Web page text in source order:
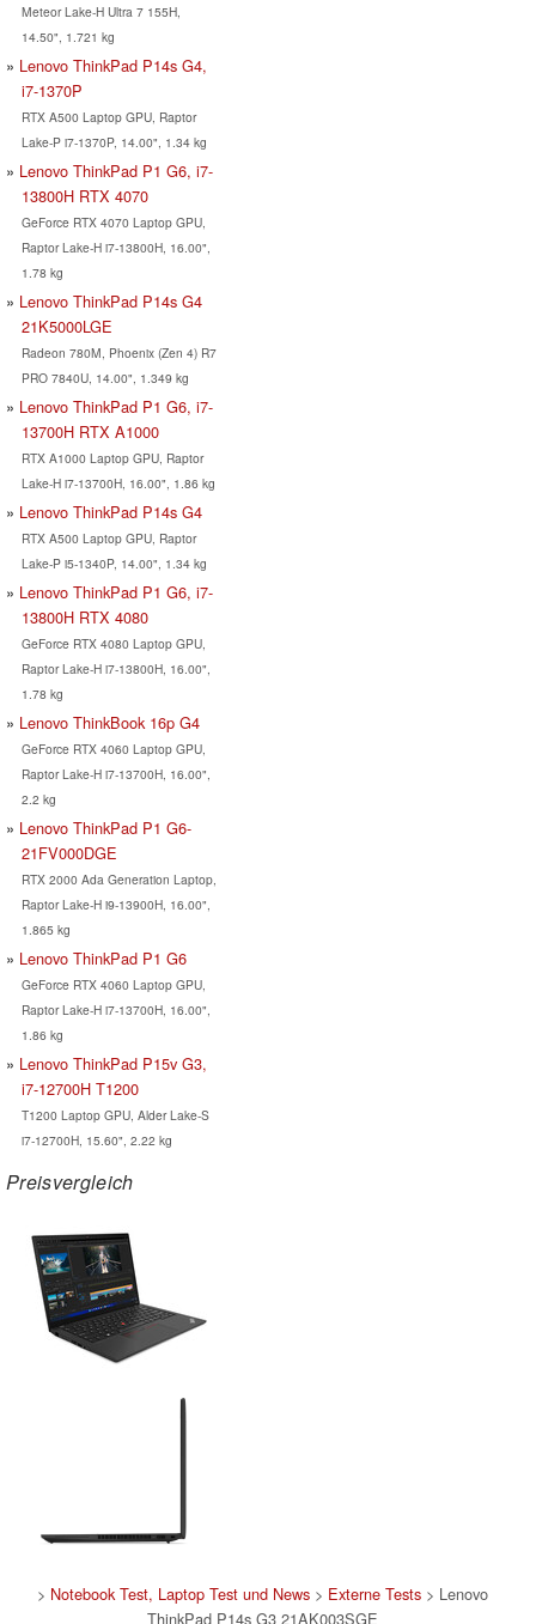
Meteor Lake-H Ultra 7 155H,
14.50", 1.721 kg
Lenovo ThinkPad P14s G4,
i7-1370P
RTX A500 Laptop GPU, Raptor
Lake-P i7-1370P, 14.00", 1.34 kg
Lenovo ThinkPad P1 G6, i7-
13800H RTX 4070
GeForce RTX 4070 Laptop GPU,
Raptor Lake-H i7-13800H, 16.00",
1.78 kg
Lenovo ThinkPad P14s G4
21K5000LGE
Radeon 780M, Phoenix (Zen 4) R7
PRO 7840U, 14.00", 1.349 kg
Lenovo ThinkPad P1 G6, i7-
13700H RTX A1000
RTX A1000 Laptop GPU, Raptor
Lake-H i7-13700H, 16.00", 1.86 kg
Lenovo ThinkPad P14s G4
RTX A500 Laptop GPU, Raptor
Lake-P i5-1340P, 14.00", 1.34 kg
Lenovo ThinkPad P1 G6, i7-
13800H RTX 4080
GeForce RTX 4080 Laptop GPU,
Raptor Lake-H i7-13800H, 16.00",
1.78 kg
Lenovo ThinkBook 16p G4
GeForce RTX 4060 Laptop GPU,
Raptor Lake-H i7-13700H, 16.00",
2.2 kg
Lenovo ThinkPad P1 G6-
21FV000DGE
RTX 2000 Ada Generation Laptop,
Raptor Lake-H i9-13900H, 16.00",
1.865 kg
Lenovo ThinkPad P1 G6
GeForce RTX 4060 Laptop GPU,
Raptor Lake-H i7-13700H, 16.00",
1.86 kg
Lenovo ThinkPad P15v G3,
i7-12700H T1200
T1200 Laptop GPU, Alder Lake-S
i7-12700H, 15.60", 2.22 kg
Preisvergleich
> Notebook Test, Laptop Test und News> Externe Tests> Lenovo
ThinkPad P14s G3 21AK003SGE